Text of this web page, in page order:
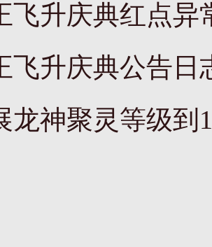
飞升庆典红点异
飞升庆典公告日
龙神聚灵等级到